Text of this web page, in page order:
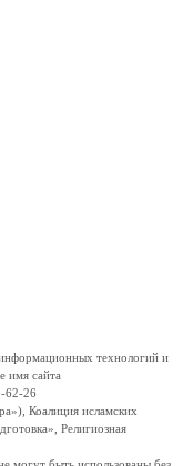
технологий и
имя сайта
62-26
Коалиция исламских
Религиозная